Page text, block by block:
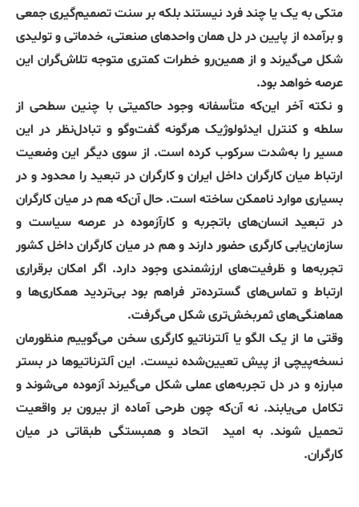
متکی به یک یا چند فرد نیستند بلکه بر سنت تصمیم‌گیری جمعی
و برآمده از پایین در دل همان واحدهای صنعتی، خدماتی و تولیدی
شکل می‌گیرند و از همین‌رو خطرات کمتری متوجه تلاش‌گران این
عرصه خواهد بود.
و نکته آخر این‌که متأسفانه وجود حاکمیتی با چنین سطحی از
سلطه و کنترل ایدئولوژیک هرگونه گفت‌وگو و تبادل‌نظر در این
مسیر را به‌شدت سرکوب کرده است. از سوی دیگر این وضعیت
ارتباط میان کارگران داخل ایران و کارگران در تبعید را محدود و در
بسیاری موارد ناممکن ساخته است. حال آن‌که هم در میان کارگران
در تبعید انسان‌های باتجربه و کارآزموده در عرصه سیاست و
سازمان‌یابی کارگری حضور دارند و هم در میان کارگران داخل کشور
تجربه‌ها و ظرفیت‌های ارزشمندی وجود دارد. اگر امکان برقراری
ارتباط و تماس‌های گسترده‌تر فراهم بود بی‌تردید همکاری‌ها و
هماهنگی‌های ثمربخش‌تری شکل می‌گرفت.
وقتی ما از یک الگو یا آلترناتیو کارگری سخن می‌گوییم منظورمان
نسخه‌پیچی از پیش تعیین‌شده نیست. این آلترناتیوها در بستر
مبارزه و در دل تجربه‌های عملی شکل می‌گیرند آزموده می‌شوند و
تکامل می‌یابند. نه آن‌که چون طرحی آماده از بیرون بر واقعیت
تحمیل شوند. به امید اتحاد و همبستگی طبقاتی در میان
کارگران.